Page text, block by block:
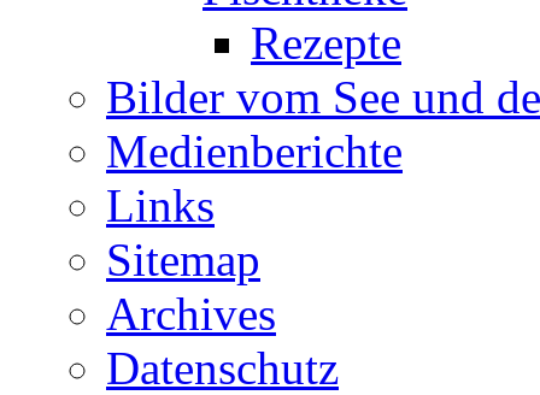
Rezepte
Bilder vom See und
Medienberichte
Links
Sitemap
Archives
Datenschutz